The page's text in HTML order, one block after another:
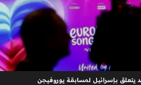
يتعلق بإسرائيل لمسابقة يوروفيجن